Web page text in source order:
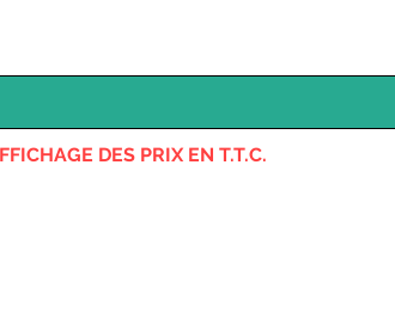
DES PRIX EN T.T.C.